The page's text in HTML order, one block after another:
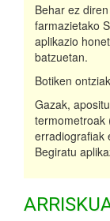
Behar ez
farmazietako
aplikazio
batzuetan.
Botiken
Gazak,
termometroak
erradiografiak
Begiratu